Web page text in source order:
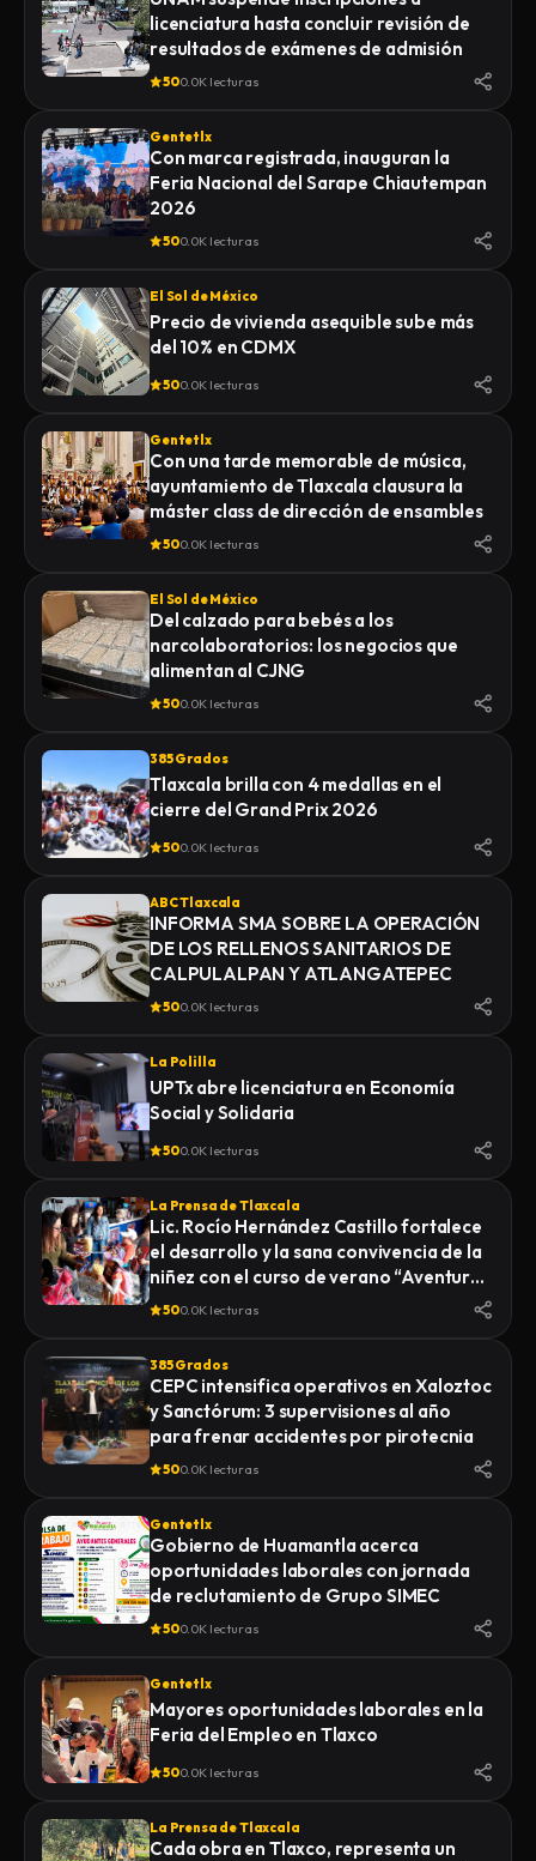
licenciatura hasta concluir revisión de
resultados de exámenes de admisión
500.0K lecturas
Gentetlx
Con marca registrada, inauguran la
Feria Nacional del Sarape Chiautempan
2026
500.0K lecturas
El Sol de México
Precio de vivienda asequible sube más
del 10% en CDMX
500.0K lecturas
Gentetlx
Con una tarde memorable de música,
ayuntamiento de Tlaxcala clausura la
máster class de dirección de ensambles
500.0K lecturas
El Sol de México
Del calzado para bebés a los
narcolaboratorios: los negocios que
alimentan al CJNG
500.0K lecturas
385 Grados
Tlaxcala brilla con 4 medallas en el
cierre del Grand Prix 2026
500.0K lecturas
ABC Tlaxcala
INFORMA SMA SOBRE LA OPERACIÓN
DE LOS RELLENOS SANITARIOS DE
CALPULALPAN Y ATLANGATEPEC
500.0K lecturas
La Polilla
UPTx abre licenciatura en Economía
Social y Solidaria
500.0K lecturas
La Prensa de Tlaxcala
Lic. Rocío Hernández Castillo fortalece
el desarrollo y la sana convivencia de la
niñez con el curso de verano “Aventuras
Diferentes”.
500.0K lecturas
385 Grados
CEPC intensifica operativos en Xaloztoc
y Sanctórum: 3 supervisiones al año
para frenar accidentes por pirotecnia
500.0K lecturas
Gentetlx
Gobierno de Huamantla acerca
oportunidades laborales con jornada
de reclutamiento de Grupo SIMEC
500.0K lecturas
Gentetlx
Mayores oportunidades laborales en la
Feria del Empleo en Tlaxco
500.0K lecturas
La Prensa de Tlaxcala
Cada obra en Tlaxco, representa un